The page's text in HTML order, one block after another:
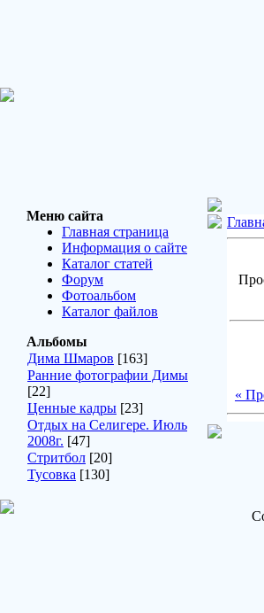
Меню сайта
Главная страница
Информация о сайте
Каталог статей
Форум
Фотоальбом
Каталог файлов
Альбомы
Дима Шмаров [163]
Ранние фотографии Димы
[22]
Ценные кадры [23]
Отдых на Селигере. Июль
2008г. [47]
Стритбол [20]
Тусовка [130]
«